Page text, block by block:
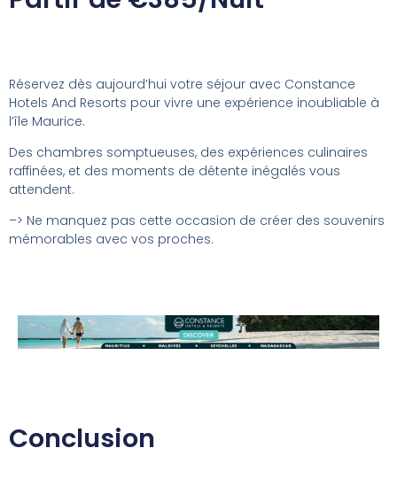
Réservez dès aujourd’hui votre séjour avec Constance
Hotels And Resorts pour vivre une expérience inoubliable à
l’île Maurice.
Des chambres somptueuses, des expériences culinaires
raffinées, et des moments de détente inégalés vous
attendent.
–> Ne manquez pas cette occasion de créer des souvenirs
mémorables avec vos proches.
Conclusion